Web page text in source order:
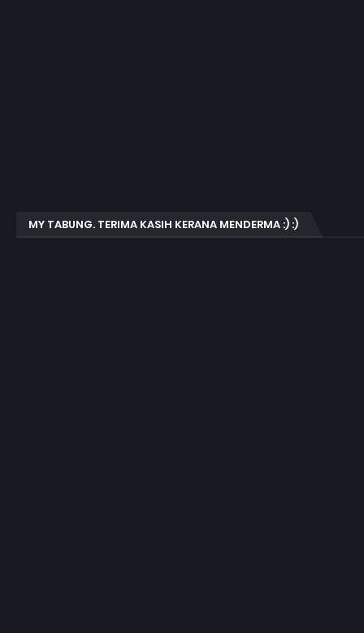
MY TABUNG. TERIMA KASIH KERANA MENDERMA :) :)